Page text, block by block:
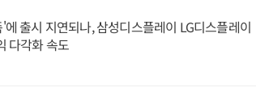
출시 지연되나, 삼성디스플레이 LG디스플레이
다각화 속도